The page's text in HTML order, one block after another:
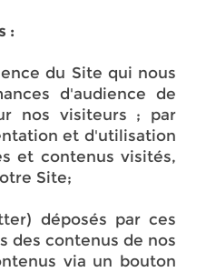
:
du Site qui nous
d'audience de
nos visiteurs ; par
et d'utilisation
et contenus visités,
Site;
déposés par ces
des contenus de nos
via un bouton